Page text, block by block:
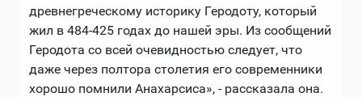
древнегреческому историку Геродоту, который
жил в 484-425 годах до нашей эры. Из сообщений
Геродота со всей очевидностью следует, что
даже через полтора столетия его современники
хорошо помнили Анахарсиса», - рассказала она.